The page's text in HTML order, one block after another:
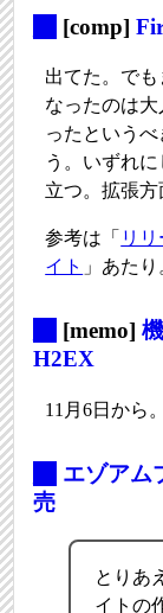
[comp]
出てた。でも
なったのは
ったという
う。いずれ
立つ。拡張方
参考は「 リ
イト 」あたり
[memo]
H2EX
11月6日から。
エゾアム
売
とりあ
イトの